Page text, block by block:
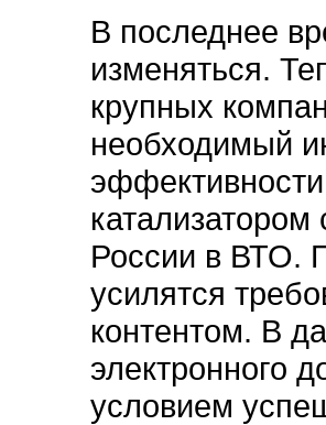
В последнее
изменяться.
крупных
необходимый
катализатором
России в ВТО.
усилятся
контентом. В
электронного
условием